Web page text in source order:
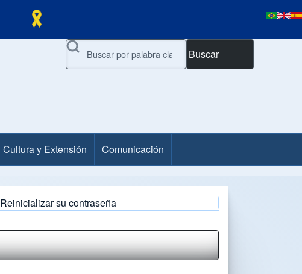
Buscar
Cultura y Extensión Comunicación
Reinicializar su contraseña